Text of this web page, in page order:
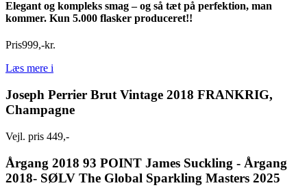
Elegant og kompleks smag – og så tæt på perfektion, man
kommer. Kun 5.000 flasker produceret!!
Pris999,-kr.
Læs mere i
Joseph Perrier Brut Vintage 2018 FRANKRIG,
Champagne
Vejl. pris 449,-
Årgang 2018 93 POINT James Suckling - Årgang
2018- SØLV The Global Sparkling Masters 2025